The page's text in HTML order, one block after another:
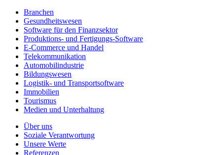
Branchen
Gesundheitswesen
Software für den Finanzsektor
Produktions- und Fertigungs-Software
E-Commerce und Handel
Telekommunikation
Automobilindustrie
Bildungswesen
Logistik- und Transportsoftware
Immobilien
Tourismus
Medien und Unterhaltung
Über uns
Soziale Verantwortung
Unsere Werte
Referenzen